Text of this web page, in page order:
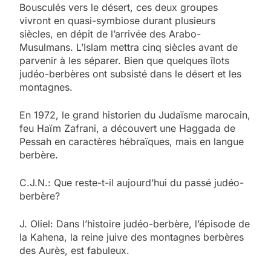
Bousculés vers le désert, ces deux groupes
vivront en quasi-symbiose durant plusieurs
siècles, en dépit de l’arrivée des Arabo-
Musulmans. L’Islam mettra cinq siècles avant de
parvenir à les séparer. Bien que quelques îlots
judéo-berbères ont subsisté dans le désert et les
montagnes.
En 1972, le grand historien du Judaïsme marocain,
feu Haïm Zafrani, a découvert une Haggada de
Pessah en caractères hébraïques, mais en langue
berbère.
C.J.N.: Que reste-t-il aujourd’hui du passé judéo-
berbère?
J. Oliel: Dans l’histoire judéo-berbère, l’épisode de
la Kahena, la reine juive des montagnes berbères
des Aurès, est fabuleux.